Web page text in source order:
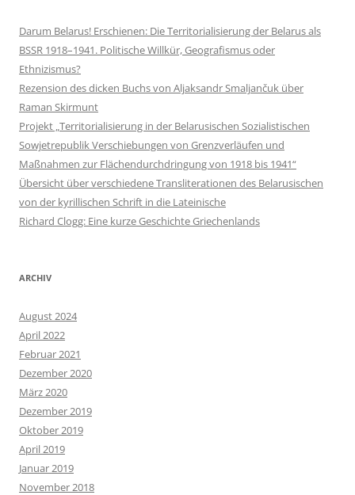
Darum Belarus! Erschienen: Die Territorialisierung der Belarus als
BSSR 1918–1941. Politische Willkür, Geografismus oder
Ethnizismus?
Rezension des dicken Buchs von Aljaksandr Smaljančuk über
Raman Skirmunt
Projekt „Territorialisierung in der Belarusischen Sozialistischen
Sowjetrepublik Verschiebungen von Grenzverläufen und
Maßnahmen zur Flächendurchdringung von 1918 bis 1941“
Übersicht über verschiedene Transliterationen des Belarusischen
von der kyrillischen Schrift in die Lateinische
Richard Clogg: Eine kurze Geschichte Griechenlands
ARCHIV
August 2024
April 2022
Februar 2021
Dezember 2020
März 2020
Dezember 2019
Oktober 2019
April 2019
Januar 2019
November 2018